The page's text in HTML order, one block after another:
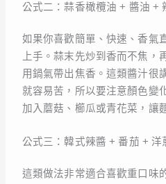
公式二：蒜香橄欖油 + 醬油 +
如果你喜歡簡單、快速、香氣
上手。蒜末先炒到香而不焦，
用鍋氣帶出焦香。這類醬汁很
就容易苦，所以要注意顏色變
加入蘑菇、櫛瓜或青花菜，讓
公式三：韓式辣醬 + 番茄 + 洋
這類做法非常適合喜歡重口味